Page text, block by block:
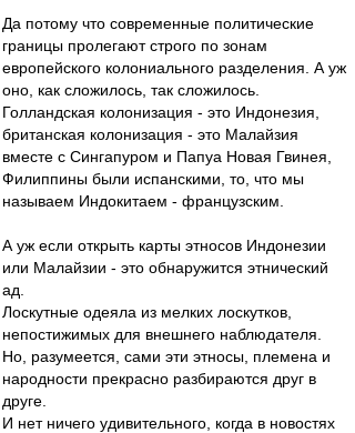
Да потому что современные политические
границы пролегают строго по зонам
европейского колониального разделения. А уж
оно, как сложилось, так сложилось.
Голландская колонизация - это Индонезия,
британская колонизация - это Малайзия
вместе с Сингапуром и Папуа Новая Гвинея,
Филиппины были испанскими, то, что мы
называем Индокитаем - французским.
А уж если открыть карты этносов Индонезии
или Малайзии - это обнаружится этнический
ад.
Лоскутные одеяла из мелких лоскутков,
непостижимых для внешнего наблюдателя.
Но, разумеется, сами эти этносы, племена и
народности прекрасно разбираются друг в
друге.
И нет ничего удивительного, когда в новостях